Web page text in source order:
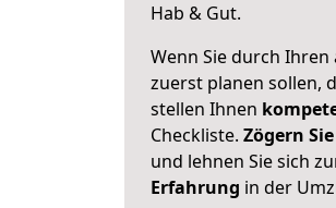
Hab & Gut.
Wenn Sie durch
zuerst planen sollen,
stellen Ihnen
Checkliste. Zögern
und lehnen Sie sich
Erfahrung in der